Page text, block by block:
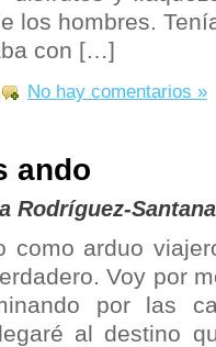
los hombres.
con […]
No hay comentarios »
ando
Rodríguez-Santana
como arduo
Voy por
por las
al destino